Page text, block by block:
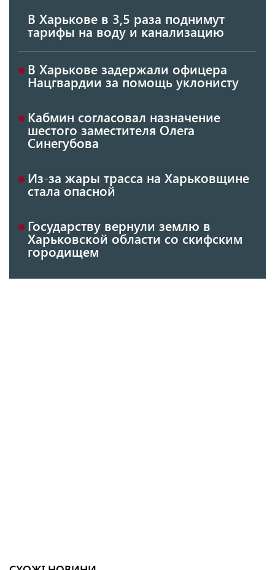
В Харькове в 3,5 раза поднимут
тарифы на воду и канализацию
В Харькове задержали офицера
Нацгвардии за помощь уклонисту
Кабмин согласовал назначение
шестого заместителя Олега
Синегубова
Из-за жары трасса на Харьковщине
стала опасной
Государству вернули землю в
Харьковской области со скифским
городищем